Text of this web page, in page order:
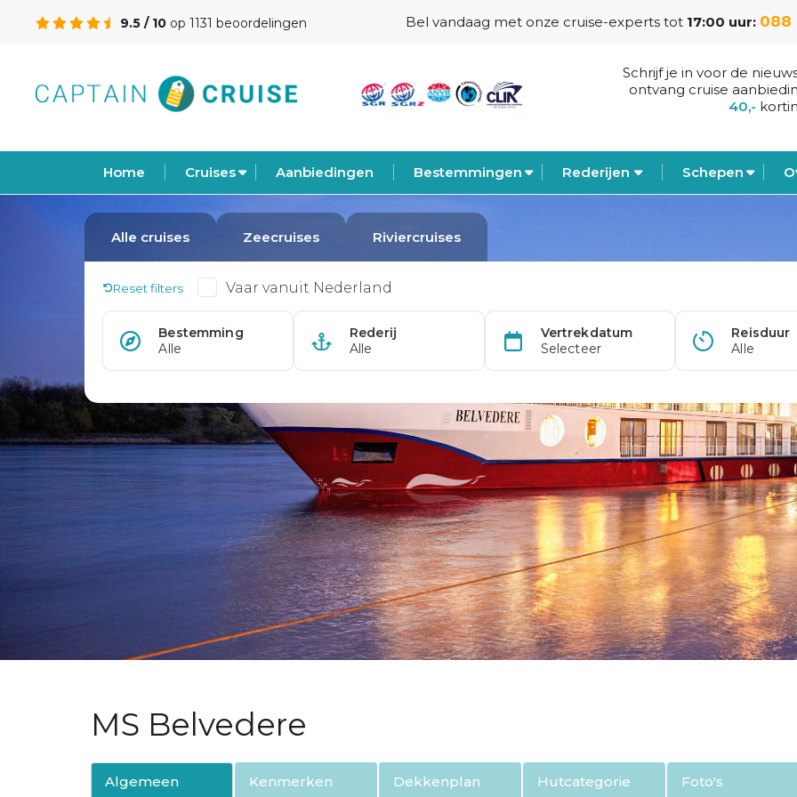
9.5 / 10 op 1131 beoordelingen Bel vandaag met onze cruise-experts tot 17:00 uur: 088
Schrijf je in voor de
ontvang cruise
40,-
Home Cruises Aanbiedingen Bestemmingen Rederijen Schepen
MS Belvedere
Algemeen Kenmerken Dekkenplan Hutcategorie Foto's